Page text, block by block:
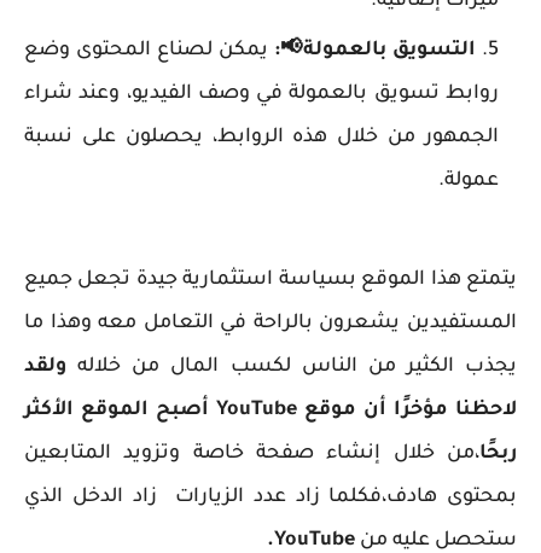
التسويق بالعمولة📢
: يمكن لصناع المحتوى وضع
روابط تسويق بالعمولة في وصف الفيديو، وعند شراء
الجمهور من خلال هذه الروابط، يحصلون على نسبة
عمولة.
يتمتع هذا الموقع بسياسة استثمارية جيدة تجعل جميع
المستفيدين يشعرون بالراحة في التعامل معه وهذا ما
يجذب الكثير من الناس لكسب المال من خلالهولقد
لاحظنا مؤخرًا أن موقع YouTube أصبح الموقع الأكثر
ربحًا،من خلال إنشاء صفحة خاصة وتزويد المتابعين
بمحتوى هادف،فكلما زاد عدد الزيارات زاد الدخل الذي
ستحصل عليه من YouTube.